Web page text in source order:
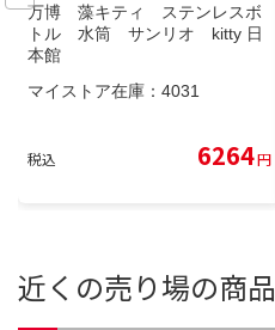
万博 藻キティ ステンレスボ
トル 水筒 サンリオ kitty 日
本館
マイストア在庫： 4031
税込 6264円
近くの売り場の商品